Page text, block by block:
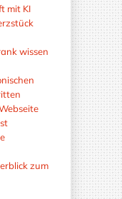
mit KI
wissen
zum